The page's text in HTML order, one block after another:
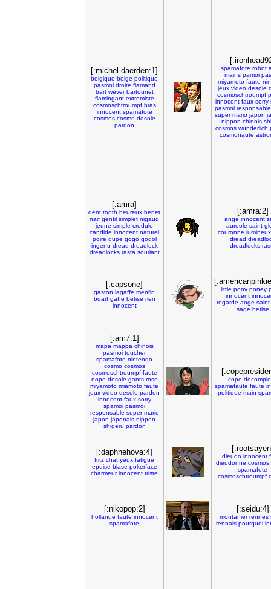
[:michel daerden:1]
belgique belge politique
pasmoi droite flamand
bart wever bartounet
flamingant extremiste
cosmoschtroumpf bras
innocent spamafote
cosmos cosmo desole
pardon
spamafote robot
mains pamoi
miyamoto faute
jeux video desole
cosmoschtroumpf
innocent faux sorry
pasmoi responsable
super mario japon
nippon chinois
cosmos wunderlich
cosmonaute
[:amra]
dent tooth heureux benet
naif gentil simplet nigaud
jeune simple credule
candide innocent naturel
poire dupe gogo gogol
ingenu dread dreadlock
dreadlocks rasta souriant
[:amra:2]
ange innocent
aureole saint
couronne lumineux
dread
dreadlocks
[:capsone]
gaston lagaffe menfin
boarf gaffe betise rien
innocent
little pony poney
innocent
regarde ange saint
sage betise
[:am7:1]
mapa mappa chinois
pasmoi toucher
spamafote nintendo
cosmo cosmos
cosmoschtroumpf faute
nope desole gants rose
miyamoto miamoto faute
jeux video desole pardon
innocent faux sorry
spamoi pasmoi
responsable super mario
japon japonais nippon
shigeru pardon
cope
spamafaute faute
politique main
[:daphnehova:4]
fritz chat yeux fatigue
epuise blase pokerface
charmeur innocent triste
dieudo innocent
dieudonne cosmos
spamafote
cosmoschtroumpf
[:nikopop:2]
hollande faute innocent
spamafote
[:seidu:4]
montanier rennes
rennais pourquoi